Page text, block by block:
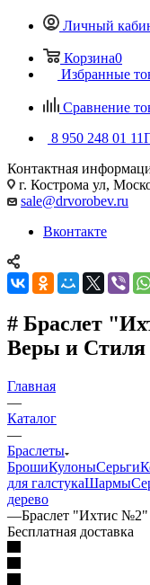
Личный
Корзина0
Избранные
Сравнение
8 950 248 01 11
Контактная
г. Кострома ул,
sale@drvorobev.ru
Вконтакте
# Браслет
Веры и
Главная
—
Каталог
—
Браслеты
БрошиКулоныСерьги
для галстукаШармы
дерево
—Браслет "Ихтис №2"
Бесплатная доставка